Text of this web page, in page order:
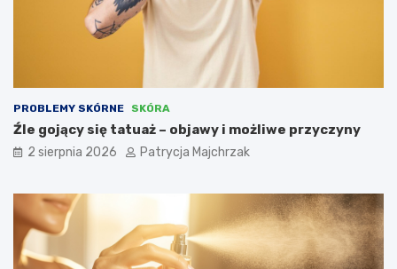
PROBLEMY SKÓRNE SKÓRA
Źle gojący się tatuaż – objawy i możliwe przyczyny
2 sierpnia 2026 Patrycja Majchrzak